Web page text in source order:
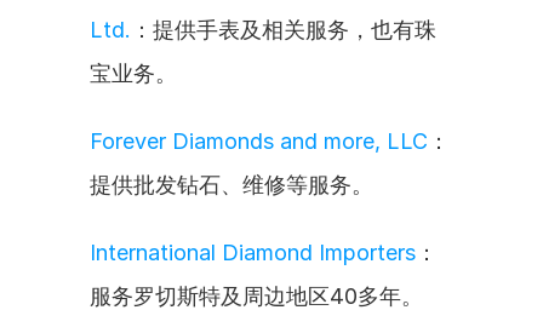
Ltd. ：提供手表及相关服务，也有珠
宝业务。
Forever Diamonds and more, LLC ：
提供批发钻石、维修等服务。
International Diamond Importers ：
服务罗切斯特及周边地区40多年。